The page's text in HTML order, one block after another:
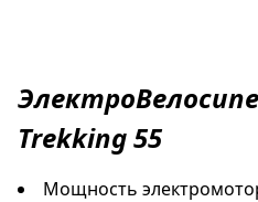
Trekking 55
Мощность